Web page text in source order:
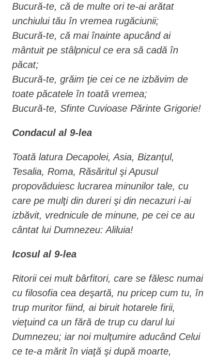
Bucură-te, că de multe ori te-ai arătat
unchiului tău în vremea rugăciunii;
Bucură-te, că mai înainte apucând ai
mântuit pe stâlpnicul ce era să cadă în
păcat;
Bucură-te, grăim ţie cei ce ne izbăvim de
toate păcatele în toată vremea;
Bucură-te, Sfinte Cuvioase Părinte Grigorie!
Condacul al 9-lea
Toată latura Decapolei, Asia, Bizanţul,
Tesalia, Roma, Răsăritul şi Apusul
propovăduiesc lucrarea minunilor tale, cu
care pe mulţi din dureri şi din necazuri i-ai
izbăvit, vrednicule de minune, pe cei ce au
cântat lui Dumnezeu: Aliluia!
Icosul al 9-lea
Ritorii cei mult bârfitori, care se fălesc numai
cu filosofia cea deşartă, nu pricep cum tu, în
trup muritor fiind, ai biruit hotarele firii,
vieţuind ca un fără de trup cu darul lui
Dumnezeu; iar noi mulţumire aducând Celui
ce te-a mărit în viaţă şi după moarte,